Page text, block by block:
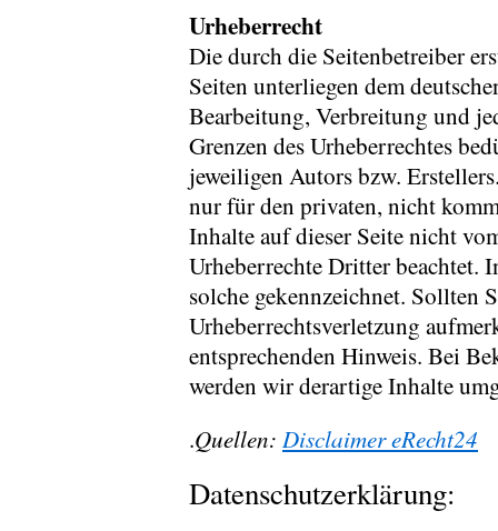
Urheberrecht
Die durch die Seitenbetreiber
Seiten unterliegen dem
Bearbeitung, Verbreitung und
Grenzen des Urheberrechtes
jeweiligen Autors bzw.
nur für den privaten, nicht
Inhalte auf dieser Seite nicht
Urheberrechte Dritter beachtet.
solche gekennzeichnet. Sollten
Urheberrechtsverletzung
entsprechenden Hinweis. Bei
werden wir derartige Inhalte
.Quellen: Disclaimer eRecht24
Datenschutzerklärung: